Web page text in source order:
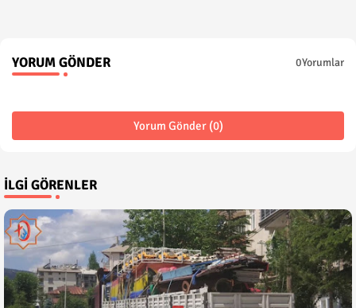
YORUM GÖNDER 0Yorumlar
Yorum Gönder (0)
İLGI GÖRENLER